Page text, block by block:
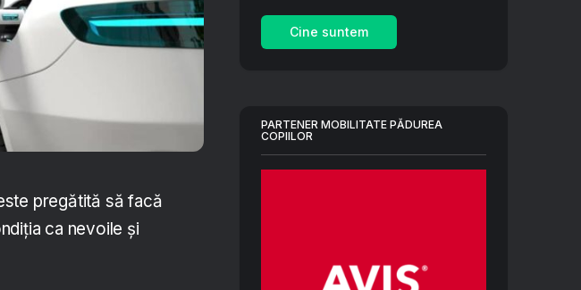
pregătită să facă
ca nevoile și
Cine suntem
PARTENER MOBILITATE PĂDUREA
COPIILOR